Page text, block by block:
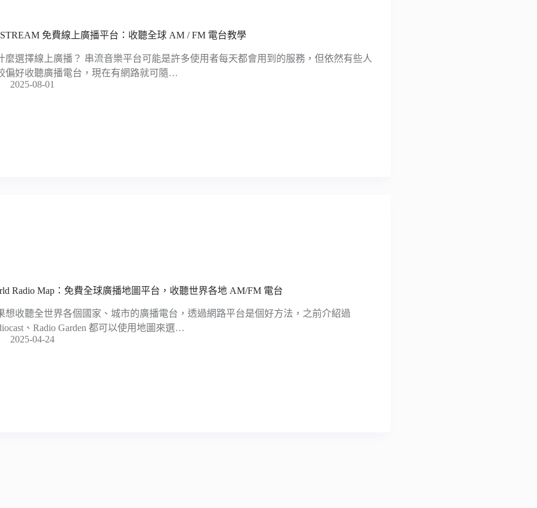
免費線上廣播平台：收聽全球 AM / FM 電台教學
麼選擇線上廣播？ 串流音樂平台可能是許多使用者每天都會用到的服務，但依然有些人
偏好收聽廣播電台，現在有網路就可隨…
2025-08-01
Radio Map：免費全球廣播地圖平台，收聽世界各地 AM/FM 電台
想收聽全世界各個國家、城市的廣播電台，透過網路平台是個好方法，之前介紹過
、Radio Garden 都可以使用地圖來選…
2025-04-24